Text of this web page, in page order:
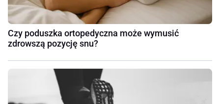
Czy poduszka ortopedyczna może wymusić
zdrowszą pozycję snu?